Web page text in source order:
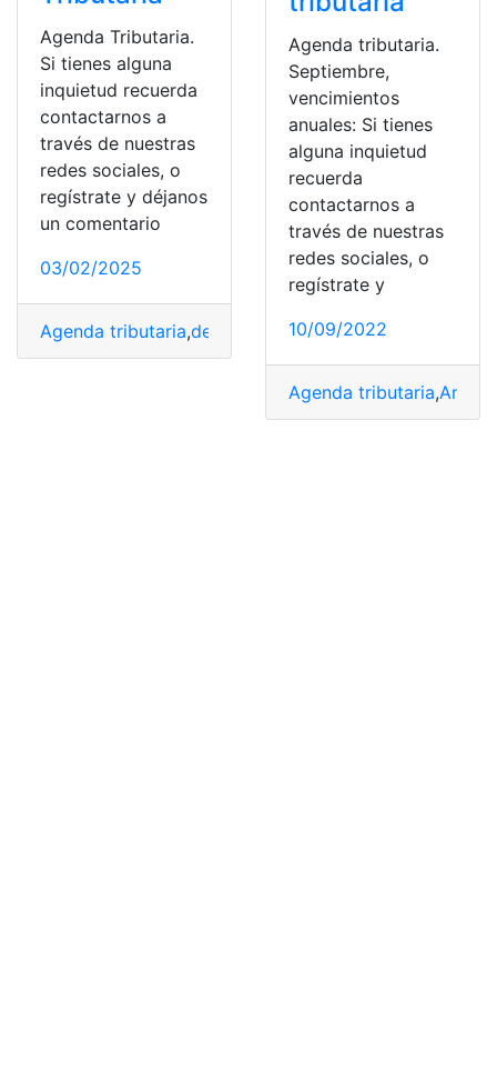
Agenda Tributaria.
Si tienes alguna
inquietud recuerda
contactarnos a
través de nuestras
redes sociales, o
regístrate y déjanos
un comentario
03/02/2025
Agenda tributaria,deberes tributarios,SRI,
Agenda tributaria.
Septiembre,
vencimientos
anuales: Si tienes
alguna inquietud
recuerda
contactarnos a
través de nuestras
redes sociales, o
regístrate y
10/09/2022
Agenda tributaria,